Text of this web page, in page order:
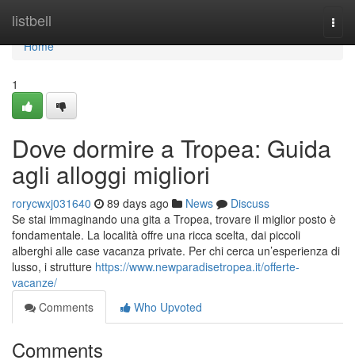
listbell
Home
Home
1
Dove dormire a Tropea: Guida
agli alloggi migliori
rorycwxj031640 89 days ago News
Discuss
Se stai immaginando una gita a Tropea, trovare il miglior posto è
fondamentale. La località offre una ricca scelta, dai piccoli
alberghi alle case vacanza private. Per chi cerca un’esperienza di
lusso, i strutture https://www.newparadisetropea.it/offerte-
vacanze/
Comments
Who Upvoted
Comments